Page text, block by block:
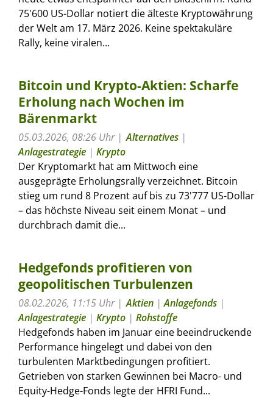
75'600 US-Dollar notiert die älteste Kryptowährung
der Welt am 17. März 2026. Keine spektakuläre
Rally, keine viralen...
Bitcoin und Krypto-Aktien: Scharfe
Erholung nach Wochen im
Bärenmarkt
05.03.2026, 08:26 Uhr Alternatives |
Anlagestrategie | Krypto
Der Kryptomarkt hat am Mittwoch eine
ausgeprägte Erholungsrally verzeichnet. Bitcoin
stieg um rund 8 Prozent auf bis zu 73'777 US-Dollar
– das höchste Niveau seit einem Monat – und
durchbrach damit die...
Hedgefonds profitieren von
geopolitischen Turbulenzen
08.02.2026, 11:15 Uhr Aktien |Anlagefonds |
Anlagestrategie | Krypto | Rohstoffe
Hedgefonds haben im Januar eine beeindruckende
Performance hingelegt und dabei von den
turbulenten Marktbedingungen profitiert.
Getrieben von starken Gewinnen bei Macro- und
Equity-Hedge-Fonds legte der HFRI Fund...